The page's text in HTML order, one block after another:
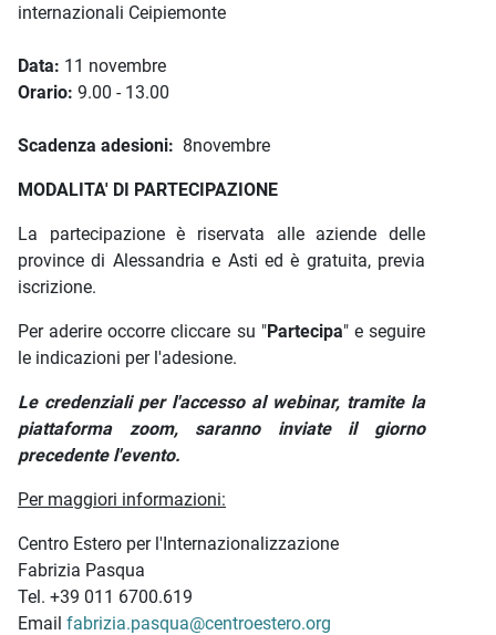
internazionali Ceipiemonte
Data: 11 novembre
Orario: 9.00 - 13.00
Scadenza adesioni: 8novembre
MODALITA' DI PARTECIPAZIONE
La partecipazione è riservata alle aziende delle
province di Alessandria e Asti ed è gratuita, previa
iscrizione.
Per aderire occorre cliccare su "Partecipa" e seguire
le indicazioni per l'adesione.
Le credenziali per l'accesso al webinar, tramite la
piattaforma zoom, saranno inviate il giorno
precedente l'evento.
Per maggiori informazioni:
Centro Estero per l'Internazionalizzazione
Fabrizia Pasqua
Tel. +39 011 6700.619
Email fabrizia.pasqua@centroestero.org